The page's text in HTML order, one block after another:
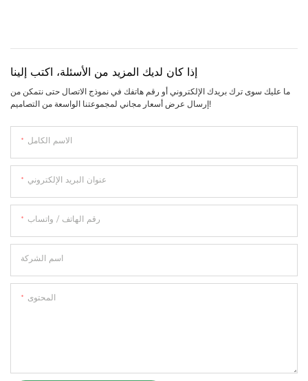
إذا كان لديك المزيد من الأسئلة، اكتب إلينا
ما عليك سوى ترك بريدك الإلكتروني أو رقم هاتفك في نموذج الاتصال حتى نتمكن من
إرسال عرض أسعار مجاني لمجموعتنا الواسعة من التصاميم!
الاسم الكامل
عنوان البريد الإلكتروني
رقم الهاتف / واتساب
اسم الشركة
المحتوى